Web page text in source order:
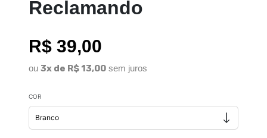
Reclamando
R$ 39,00
ou 3x de R$ 13,00 sem juros
COR